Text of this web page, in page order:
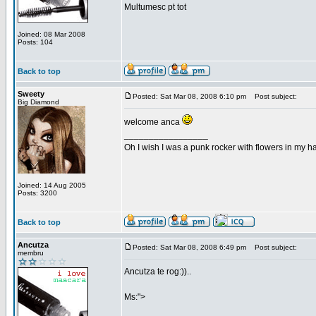
Joined: 08 Mar 2008
Posts: 104
Multumesc pt tot
Back to top
Sweety
Big Diamond
Joined: 14 Aug 2005
Posts: 3200
Posted: Sat Mar 08, 2008 6:10 pm Post subject:
welcome anca
Oh I wish I was a punk rocker with flowers in my
Back to top
Ancutza
membru
Posted: Sat Mar 08, 2008 6:49 pm Post subject:
Ancutza te rog:))..
Ms:">